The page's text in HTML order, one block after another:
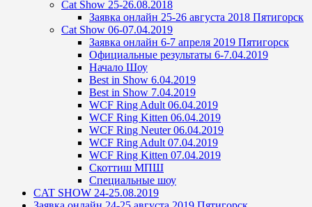
Cat Show 25-26.08.2018
Заявка онлайн 25-26 августа 2018 Пятигорск
Cat Show 06-07.04.2019
Заявка онлайн 6-7 апреля 2019 Пятигорск
Официальные результаты 6-7.04.2019
Начало Шоу
Best in Show 6.04.2019
Best in Show 7.04.2019
WCF Ring Adult 06.04.2019
WCF Ring Kitten 06.04.2019
WCF Ring Neuter 06.04.2019
WCF Ring Adult 07.04.2019
WCF Ring Kitten 07.04.2019
Скоттиш МПШ
Специальные шоу
CAT SHOW 24-25.08.2019